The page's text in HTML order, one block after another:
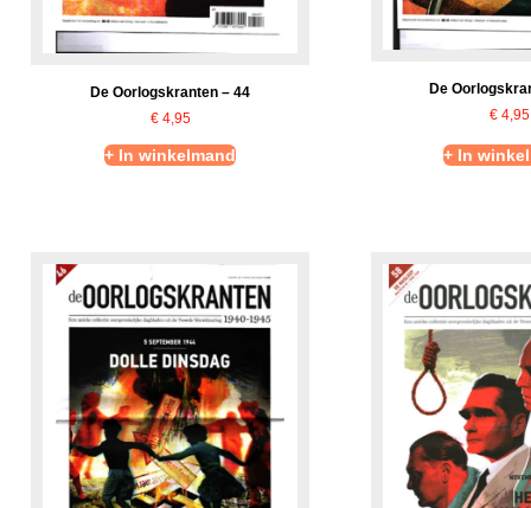
De Oorlogskranten – 44
€4,95
+ In winkelmand
De
€4,95
+ In